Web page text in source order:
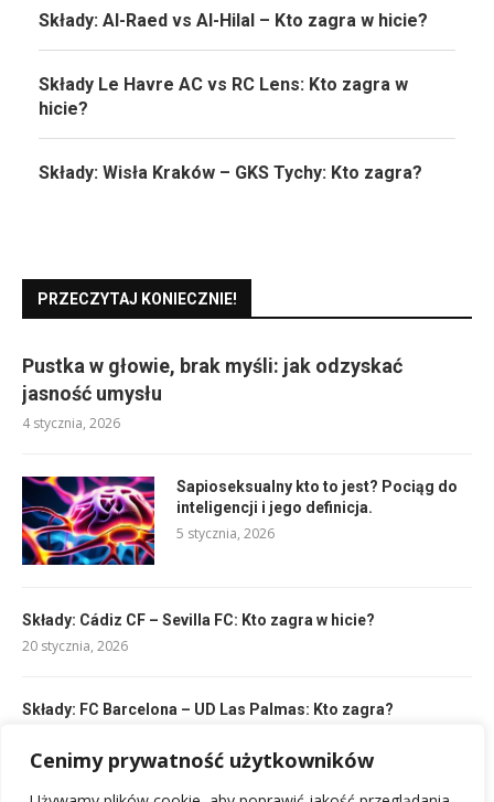
Cenimy prywatność użytkowników
Składy: Al-Raed vs Al-Hilal – Kto zagra w hicie?
Składy Le Havre AC vs RC Lens: Kto zagra w
hicie?
Składy: Wisła Kraków – GKS Tychy: Kto zagra?
PRZECZYTAJ KONIECZNIE!
Pustka w głowie, brak myśli: jak odzyskać
jasność umysłu
4 stycznia, 2026
Sapioseksualny kto to jest? Pociąg do
inteligencji i jego definicja.
5 stycznia, 2026
Składy: Cádiz CF – Sevilla FC: Kto zagra w hicie?
20 stycznia, 2026
Składy: FC Barcelona – UD Las Palmas: Kto zagra?